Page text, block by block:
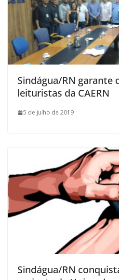
Sindágua/RN garante
leituristas da CAERN
5 de julho de 2019
Sindágua/RN